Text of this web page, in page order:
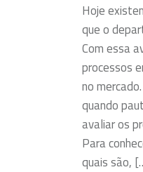
Hoje
que o
Com essa
processos
no
quando
avaliar os
Para
quais são,